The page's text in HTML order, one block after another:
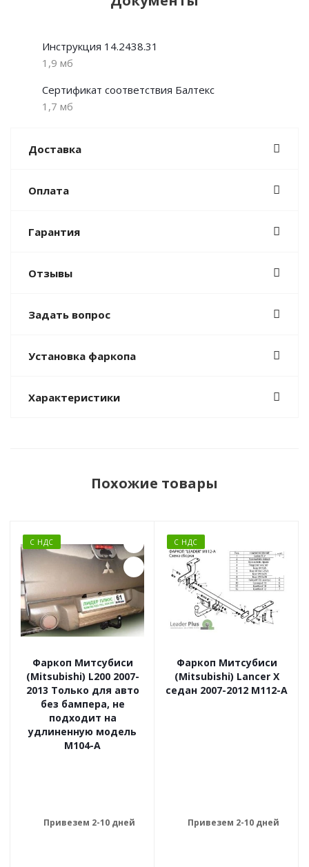
Инструкция 14.2438.31
1,9 мб
Сертификат соответствия Балтекс
1,7 мб
Доставка
Оплата
Гарантия
Отзывы
Задать вопрос
Установка фаркопа
Характеристики
Похожие товары
С НДС
Фаркоп Митсубиси
(Mitsubishi) L200 2007-
2013 Только для авто
без бампера, не
подходит на
удлиненную модель
M104-A
Привезем 2-10 дней
С НДС
Фаркоп Митсубиси
(Mitsubishi) Lancer X
седан 2007-2012 M112-A
Привезем 2-10 дней